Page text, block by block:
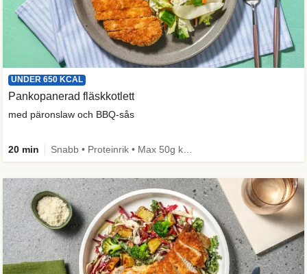
UNDER 650 KCAL
Pankopanerad fläskkotlett
med päronslaw och BBQ-sås
20 min